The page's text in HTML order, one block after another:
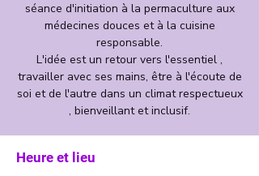
séance d'initiation à la permaculture aux
médecines douces et à la cuisine
responsable.
L'idée est un retour vers l'essentiel ,
travailler avec ses mains, être à l'écoute de
soi et de l'autre dans un climat respectueux
, bienveillant et inclusif.
Heure et lieu